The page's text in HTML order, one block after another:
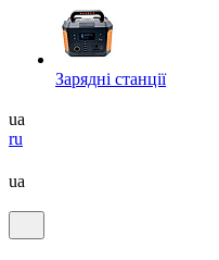
Зарядні станції
ua
ru
ua